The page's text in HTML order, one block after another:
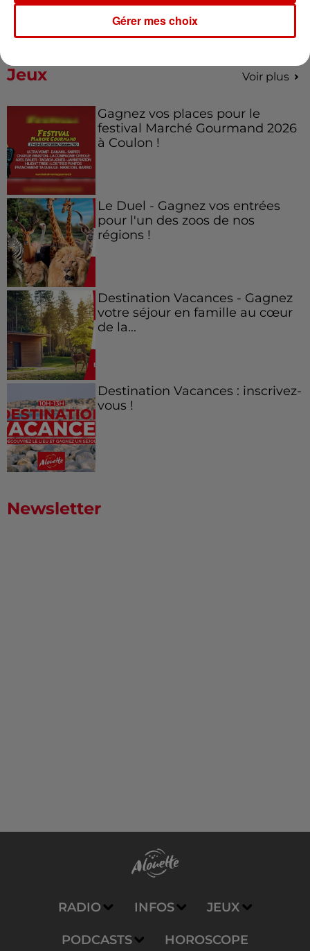
Jeux Voir plus
Gagnez vos places pour le
festival Marché Gourmand 2026
à Coulon !
Le Duel - Gagnez vos entrées
pour l'un des zoos de nos
régions !
Destination Vacances - Gagnez
votre séjour en famille au cœur
de la...
Destination Vacances : inscrivez-
vous !
Newsletter
RADIO INFOS JEUX
PODCASTS HOROSCOPE
Gérer mes choix